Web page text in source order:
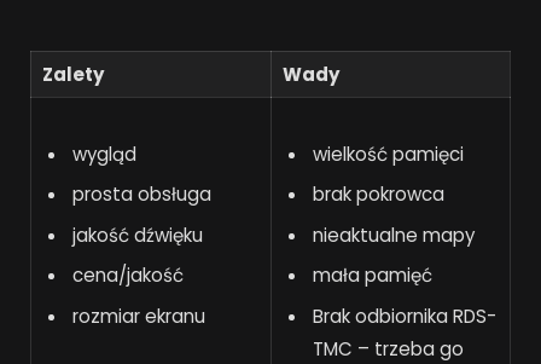
Zalety Wady
wygląd
prosta obsługa
jakość dźwięku
cena/jakość
rozmiar ekranu
wielkość pamięci
brak pokrowca
nieaktualne mapy
mała pamięć
Brak odbiornika RDS-
TMC – trzeba go